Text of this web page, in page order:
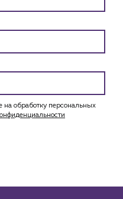
на обработку персональных